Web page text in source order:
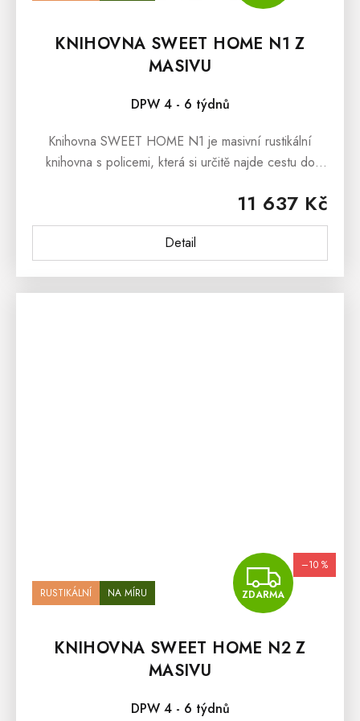
KNIHOVNA SWEET HOME N1 Z
MASIVU
DPW 4 - 6 týdnů
11 637 Kč
Detail
Knihovna SWEET HOME N1 je masivní rustikální
knihovna s policemi, která si určitě najde cestu do
RUSTIKÁLNÍ NA MÍRU ZDARMA
–10 %
KNIHOVNA SWEET HOME N2 Z
MASIVU
DPW 4 - 6 týdnů